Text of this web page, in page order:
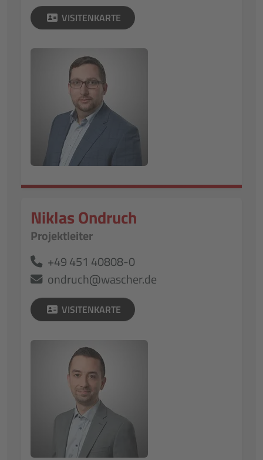
VISITENKARTE
Niklas Ondruch
Projektleiter
+49 451 40808-0
ondruch@wascher.de
VISITENKARTE